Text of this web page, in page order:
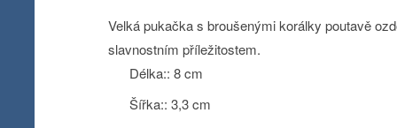
Velká pukačka s broušenými korálky poutavě
slavnostním příležitostem.
Délka:: 8 cm
Šířka:: 3,3 cm